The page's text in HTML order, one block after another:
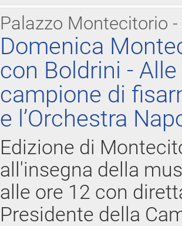
Palazzo Montecitorio
Domenica
con Boldrini -
campione di
e l’Orchestra
Edizione di
all'insegna della
alle ore 12 con
Presidente della